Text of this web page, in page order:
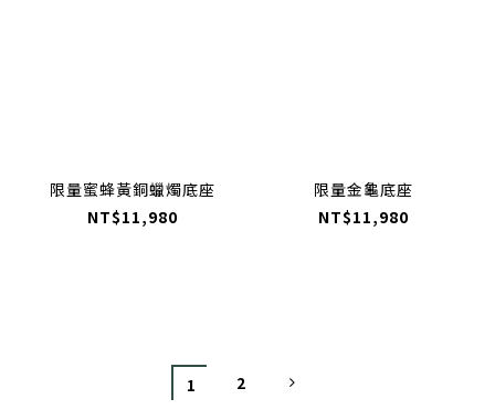
限量蜜蜂黃銅蠟燭底座
NT$11,980
限量金龜底座
NT$11,980
1 2